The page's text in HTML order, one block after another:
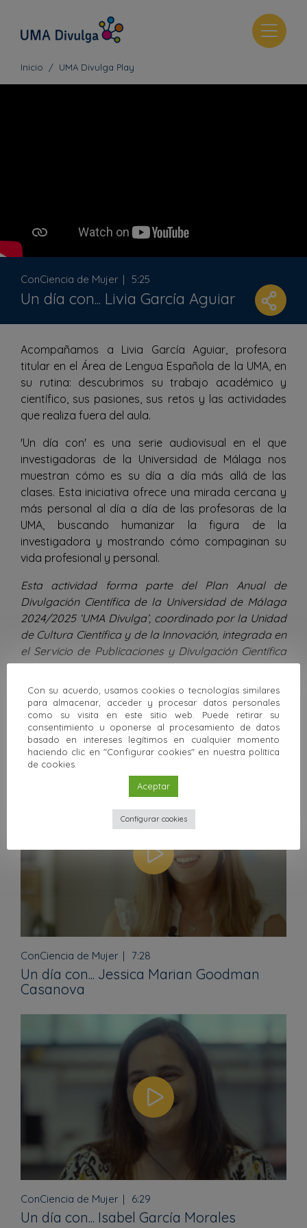
T
o
o
Inicio UMA Divulga Play
ConCiencia de Mujer 5:25
Un día con... Livia García Aguiar
Acompañamos a Livia García Aguiar, profesora
titular en el Área de Lengua Española de la UMA, en
su rutina: descubrimos su trabajo académico y
científico, sus pasiones, sus retos y las actividades
que realiza fuera del aula.
'Un día con' es una serie audiovisual en el que
investigadoras de la Universidad de Málaga nos
muestran cómo es su día a día más allá de las
clases. Esta iniciativa ofrece una mirada cercana y
más personal al día a día de las profesoras de la
UMA, buscando humanizar la figura de la
investigadora y mostrando cómo compaginan su
vida profesional y personal.
Esta actividad forma parte del Plan Anual de
Divulgación Científica de la Universidad de Málaga
2024/2025 ‘UMA Divulga’, coordinado por la Unidad
de Cultura Científica y de la Innovación, integrada en
el Servicio de Publicaciones y Divulgación Científica
del Vicerrectorado de Investigación y Divulgación
Científica, con el apoyo de la Fundación Española
para la Ciencia y la Tecnología (Ministerio de Ciencia,
Innovación y Universidades).
Vídeos relacionadas
ConCiencia de Mujer 7:28
Un día con... Jessica Marian Goodman
Casanova
ConCiencia de Mujer 6:29
Un día con... Isabel García Morales
Con su acuerdo, usamos cookies o tecnologías similares
para almacenar, acceder y procesar datos personales
como su visita en este sitio web. Puede retirar su
consentimiento u oponerse al procesamiento de datos
basado en intereses legítimos en cualquier momento
haciendo clic en "Configurar cookies" en nuestra política
de cookies.
Aceptar
Configurar cookies